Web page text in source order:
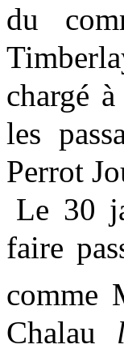
du
chargé
les
Perrot
Le 30
faire
comme
Chalau